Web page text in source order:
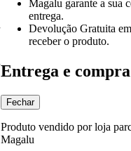
Magalu garante a sua
entrega.
Devolução Gratuita
receber o produto.
Entrega e
Fechar
Produto vendido por loja
Magalu